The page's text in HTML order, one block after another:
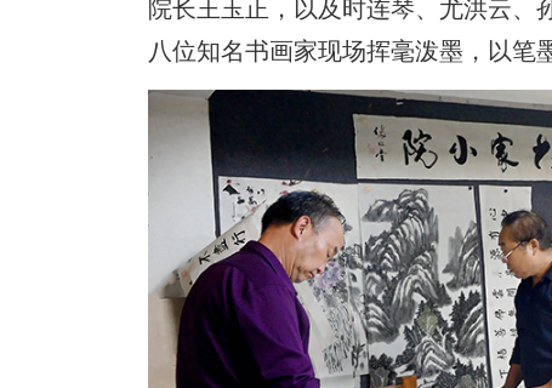
院长王玉正，以及时连琴、尤洪云、
八位知名书画家现场挥毫泼墨，以笔